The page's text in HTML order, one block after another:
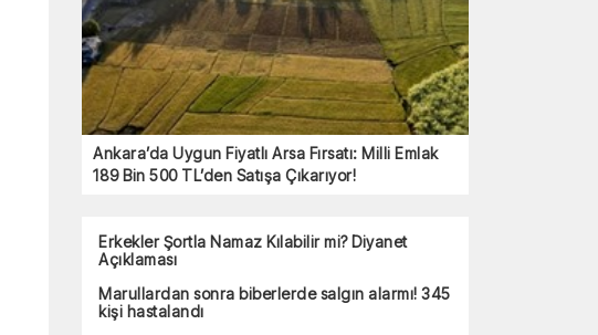
Ankara’da Uygun Fiyatlı Arsa Fırsatı: Milli Emlak
189 Bin 500 TL’den Satışa Çıkarıyor!
Erkekler Şortla Namaz Kılabilir mi? Diyanet
Açıklaması
Marullardan sonra biberlerde salgın alarmı! 345
kişi hastalandı